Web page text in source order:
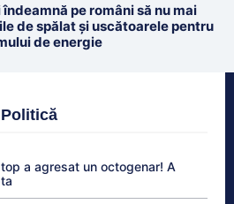
pe români să nu mai
de spălat și uscătoarele pentru
de energie
top a agresat un octogenar! A